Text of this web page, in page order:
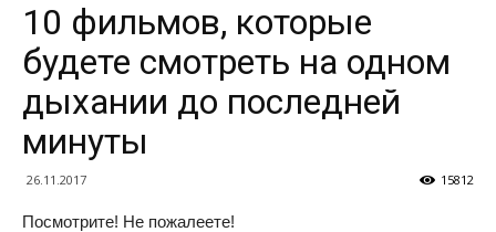
10 фильмов, которые
будете смотреть на одном
дыхании до последней
минуты
26.11.2017 15812
Посмотрите! Не пожалеете!